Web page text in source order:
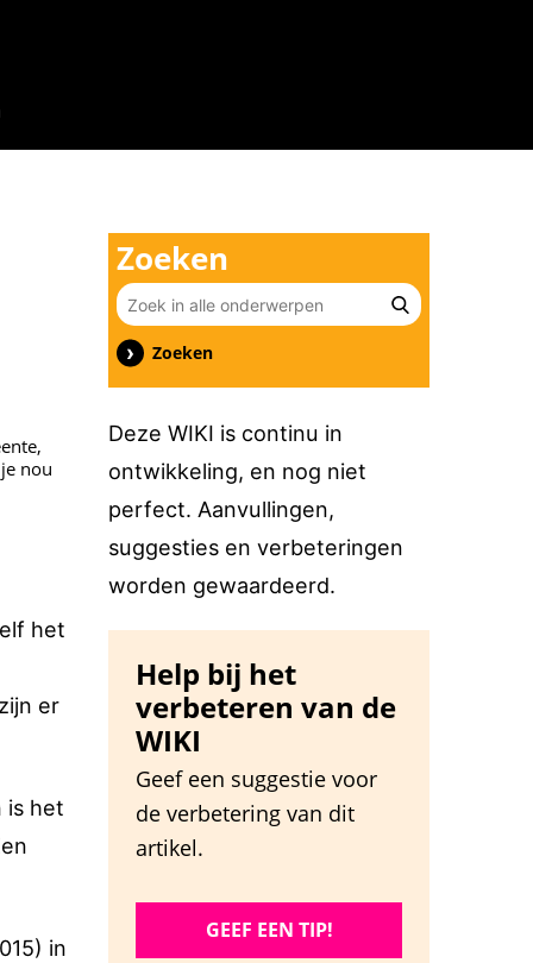
nou
het
er
is het
in
Zoeken
Zoeken
Deze WIKI is continu in
ontwikkeling, en nog niet
perfect. Aanvullingen,
suggesties en verbeteringen
worden gewaardeerd.
Help bij het
verbeteren van de
WIKI
Geef een suggestie voor
de verbetering van dit
artikel.
GEEF EEN TIP!